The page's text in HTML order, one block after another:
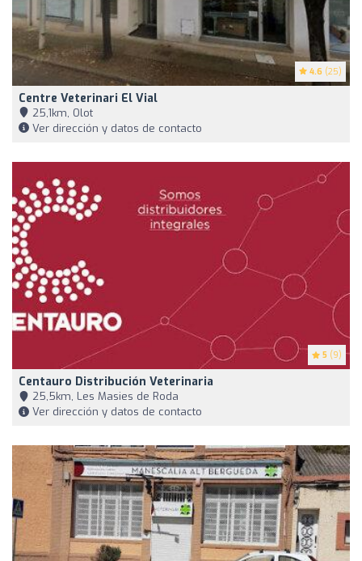
4.6 (25)
Centre Veterinari El Vial
25,1km, Olot
Ver dirección y datos de contacto
5 (9)
Centauro Distribución Veterinaria
25,5km, Les Masies de Roda
Ver dirección y datos de contacto